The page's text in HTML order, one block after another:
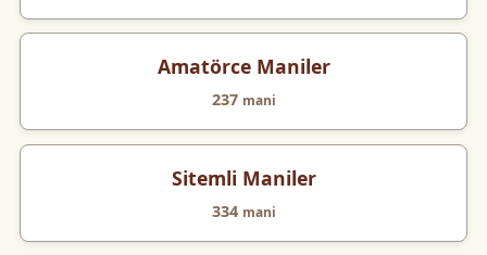
Amatörce Maniler
237 mani
Sitemli Maniler
334 mani